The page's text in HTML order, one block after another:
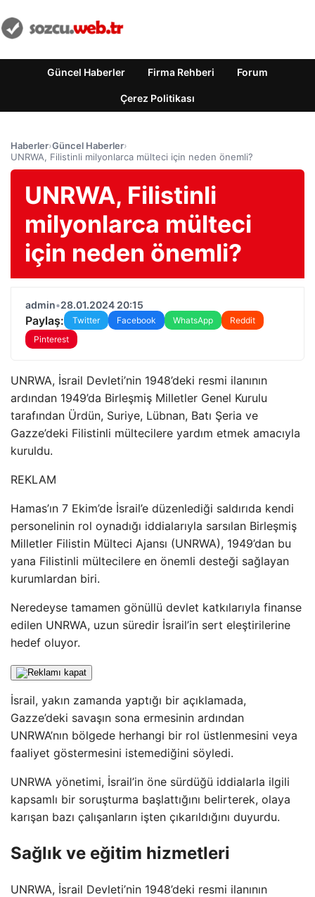
Güncel Haberler Firma Rehberi Forum
Çerez Politikası
Haberler›Güncel Haberler›
UNRWA, Filistinli milyonlarca mülteci için neden önemli?
UNRWA, Filistinli
milyonlarca mülteci
için neden önemli?
admin•28.01.2024 20:15
Paylaş: Twitter Facebook WhatsApp
Reddit
Pinterest
UNRWA, İsrail Devleti’nin 1948’deki resmi ilanının
ardından 1949’da Birleşmiş Milletler Genel Kurulu
tarafından Ürdün, Suriye, Lübnan, Batı Şeria ve
Gazze’deki Filistinli mültecilere yardım etmek amacıyla
kuruldu.
REKLAM
Hamas’ın 7 Ekim’de İsrail’e düzenlediği saldırıda kendi
personelinin rol oynadığı iddialarıyla sarsılan Birleşmiş
Milletler Filistin Mülteci Ajansı (UNRWA), 1949’dan bu
yana Filistinli mültecilere en önemli desteği sağlayan
kurumlardan biri.
Neredeyse tamamen gönüllü devlet katkılarıyla finanse
edilen UNRWA, uzun süredir İsrail’in sert eleştirilerine
hedef oluyor.
İsrail, yakın zamanda yaptığı bir açıklamada,
Gazze’deki savaşın sona ermesinin ardından
UNRWA’nın bölgede herhangi bir rol üstlenmesini veya
faaliyet göstermesini istemediğini söyledi.
UNRWA yönetimi, İsrail’in öne sürdüğü iddialarla ilgili
kapsamlı bir soruşturma başlattığını belirterek, olaya
karışan bazı çalışanların işten çıkarıldığını duyurdu.
Sağlık ve eğitim hizmetleri
UNRWA, İsrail Devleti’nin 1948’deki resmi ilanının